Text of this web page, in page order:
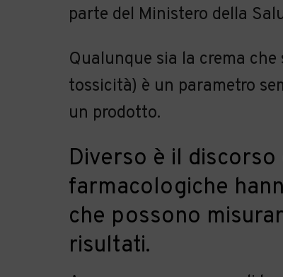
parte del Ministero della
Qualunque sia la crema
tossicità) è un parametro
un prodotto.
Diverso è il discorso
farmacologiche
che possono
risultati.